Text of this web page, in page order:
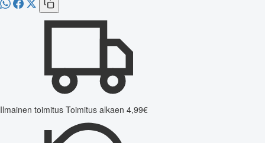
Ilmainen toimitus Toimitus alkaen 4,99€